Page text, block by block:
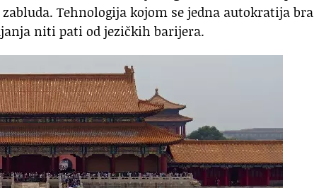
Tehnologija kojom se jedna autokratija
niti pati od jezičkih barijera.